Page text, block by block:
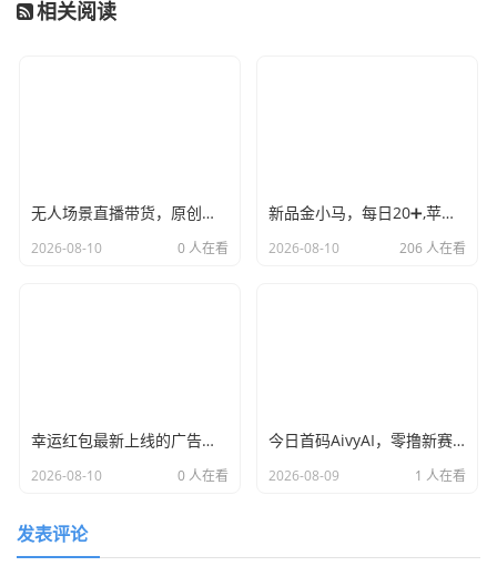
相关阅读
无人场景直播带货，原创脚本就是牛，昨天大爆！
2026-08-10 0 人在看
新品金小马，每日20➕,苹果+安卓双端可玩！
2026-08-10 206 人在看
幸运红包最新上线的广告零撸平台，大平台子app多，广告收益天花板
2026-08-10 0 人在看
今日首码AivyAI，零撸新赛道，喜欢撸u的来，对接团队长！
2026-08-09 1 人在看
发表评论